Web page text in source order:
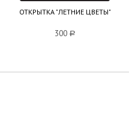
ОТКРЫТКА "ЛЕТНИЕ ЦВЕТЫ"
300 a